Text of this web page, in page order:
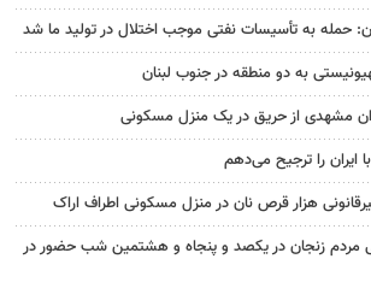
حمله به تأسیسات نفتی موجب اختلال در تولید ما شد
به دو منطقه در جنوب لبنان
مشهدی از حریق در یک منزل مسکونی
ایران را ترجیح می‌دهم
هزار قرص نان در منزل مسکونی اطراف اراک
مردم زنجان در یکصد و پنجاه و هشتمین شب حضور در